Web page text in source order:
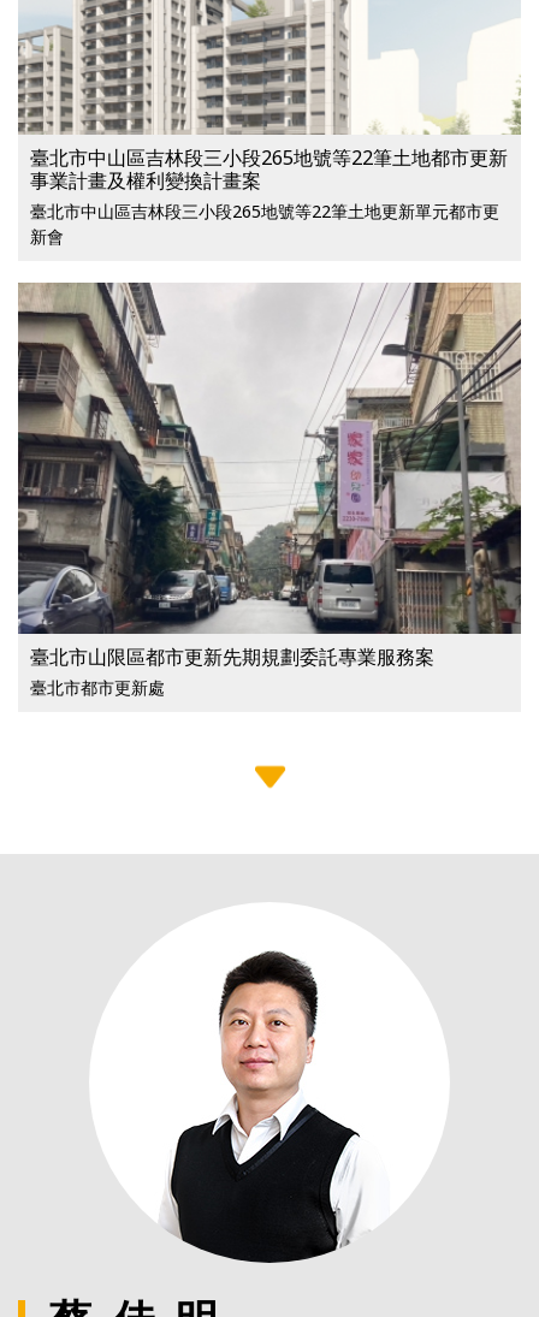
臺北市中山區吉林段三小段265地號等22筆土地都市更新
事業計畫及權利變換計畫案
臺北市中山區吉林段三小段265地號等22筆土地更新單元都市更
新會
臺北市山限區都市更新先期規劃委託專業服務案
臺北市都市更新處